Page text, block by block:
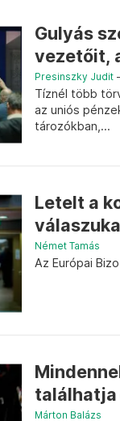
Gulyás
vezetőit,
Presinszky Judit
Tíznél több
az uniós
tározókban,...
Letelt a
Német Tamás
Az Európai
találhatja
Márton Balázs